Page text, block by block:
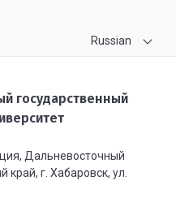
Russian
государственный
Дальневосточный
г. Хабаровск, ул.